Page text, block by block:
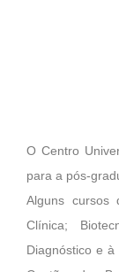
O Centro
para a pós-
Alguns cursos
Clínica;
Diagnóstico e